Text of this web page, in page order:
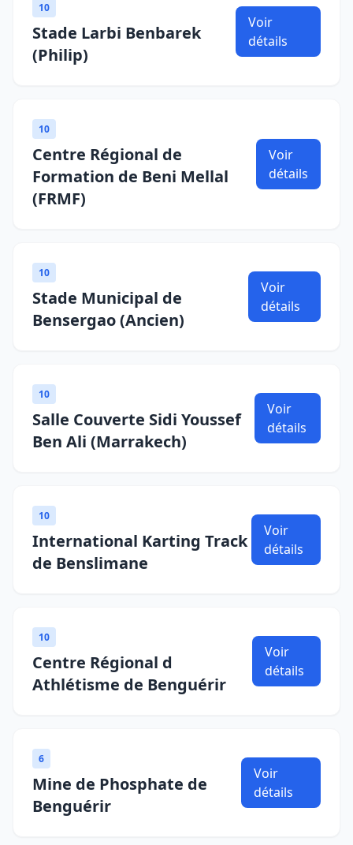
10
Stade Larbi Benbarek
(Philip)
Voir
détails
10
Centre Régional de
Formation de Beni Mellal
(FRMF)
Voir
détails
10
Stade Municipal de
Bensergao (Ancien)
Voir
détails
10
Salle Couverte Sidi Youssef
Ben Ali (Marrakech)
Voir
détails
10
International Karting Track
de Benslimane
Voir
détails
10
Centre Régional d
Athlétisme de Benguérir
Voir
détails
6
Mine de Phosphate de
Benguérir
Voir
détails